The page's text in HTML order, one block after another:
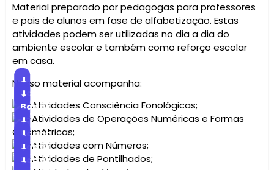
Material preparado por pedagogas para professores
e pais de alunos em fase de alfabetização. Estas
atividades podem ser utilizadas no dia a dia do
ambiente escolar e também como reforço escolar
em casa.
Nosso material acompanha:
⬇
Baixar
Atividades Consciência Fonológicas;
⬇
Baixar
Atividades de Operações Numéricas e Formas
Geométricas;
⬇
Baixar
Atividades com Números;
⬇
Baixar
Atividades de Pontilhados;
⬇
Baixar
⬇